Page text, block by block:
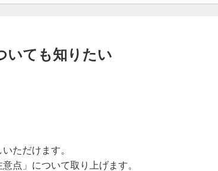
いても知りたい
ただけます。
点」について取り上げます。